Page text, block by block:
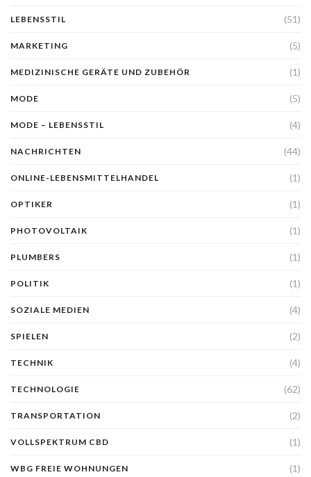
LEBENSSTIL (51)
MARKETING (5)
MEDIZINISCHE GERÄTE UND ZUBEHÖR (1)
MODE (5)
MODE – LEBENSSTIL (4)
NACHRICHTEN (44)
ONLINE-LEBENSMITTELHANDEL (1)
OPTIKER (1)
PHOTOVOLTAIK (1)
PLUMBERS (1)
POLITIK (1)
SOZIALE MEDIEN (4)
SPIELEN (2)
TECHNIK (4)
TECHNOLOGIE (62)
TRANSPORTATION (2)
VOLLSPEKTRUM CBD (1)
WBG FREIE WOHNUNGEN (1)